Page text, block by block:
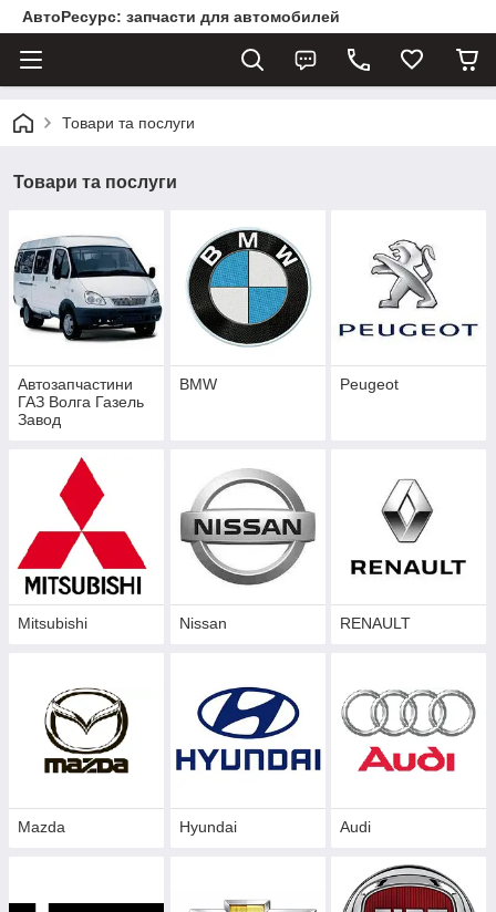
АвтоРесурс: запчасти для автомобилей
Товари та послуги
Товари та послуги
Автозапчастини
ГАЗ Волга Газель
Завод
BMW Peugeot
Mitsubishi Nissan RENAULT
Mazda Hyundai Audi